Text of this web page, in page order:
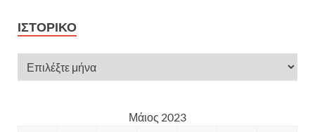
ΙΣΤΟΡΙΚΌ
Μάιος 2023